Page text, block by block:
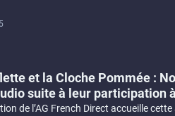
et la Cloche Pommée :
suite à leur participation
de l’AG French Direct accueille